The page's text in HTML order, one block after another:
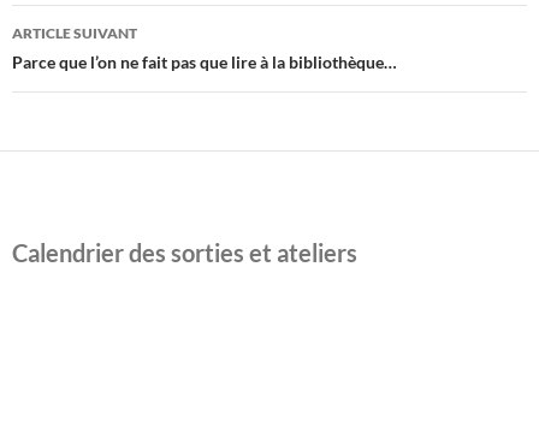
articles
ARTICLE SUIVANT
Parce que l’on ne fait pas que lire à la bibliothèque…
Calendrier des sorties et ateliers